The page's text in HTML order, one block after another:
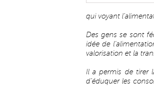
qui voyant
Des gens se sont
idée de
valorisation et la
Il a permis de tirer
d’éduquer les